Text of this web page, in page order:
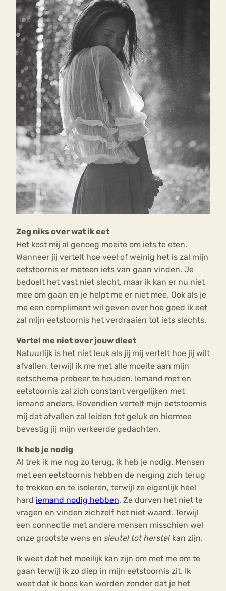
Zeg niks over wat ik eet
Het kost mij al genoeg moeite om iets te eten.
Wanneer jij vertelt hoe veel of weinig het is zal mijn
eetstoornis er meteen iets van gaan vinden. Je
bedoelt het vast niet slecht, maar ik kan er nu niet
mee om gaan en je helpt me er niet mee. Ook als je
me een compliment wil geven over hoe goed ik eet
zal mijn eetstoornis het verdraaien tot iets slechts.
Vertel me niet over jouw dieet
Natuurlijk is het niet leuk als jij mij vertelt hoe jij wilt
afvallen, terwijl ik me met alle moeite aan mijn
eetschema probeer te houden. Iemand met en
eetstoornis zal zich constant vergelijken met
iemand anders. Bovendien vertelt mijn eetstoornis
mij dat afvallen zal leiden tot geluk en hiermee
bevestig jij mijn verkeerde gedachten.
Ik heb je nodig
Al trek ik me nog zo terug, ik heb je nodig. Mensen
met een eetstoornis hebben de neiging zich terug
te trekken en te isoleren, terwijl ze eigenlijk heel
hard iemand nodig hebben. Ze durven het niet te
vragen en vinden zichzelf het niet waard. Terwijl
een connectie met andere mensen misschien wel
onze grootste wens en sleutel tot herstel kan zijn.
Ik weet dat het moeilijk kan zijn om met me om te
gaan terwijl ik zo diep in mijn eetstoornis zit. Ik
weet dat ik boos kan worden zonder dat je het